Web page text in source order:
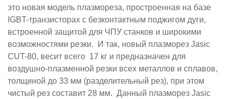
это новая модель плазмореза, простроенная на базе
IGBT-транзисторах с безконтактным поджигом дуги,
встроенной защитой для ЧПУ станков и широкими
возможностями резки.
И так, новый плазморез Jasic
CUT-80, весит всего 17 кг и предназначен для
воздушно-плазменной резки всех металлов и сплавов,
толщиной до 33 мм (разделительный рез), при этом
чистый рез составит 28 мм. Данный плазморез Jasic